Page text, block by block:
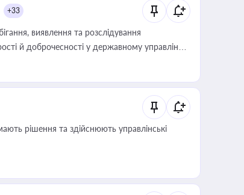
+33
виявлення та розслідування
й доброчесності у державному управлінні
рішення та здійснюють управлінські